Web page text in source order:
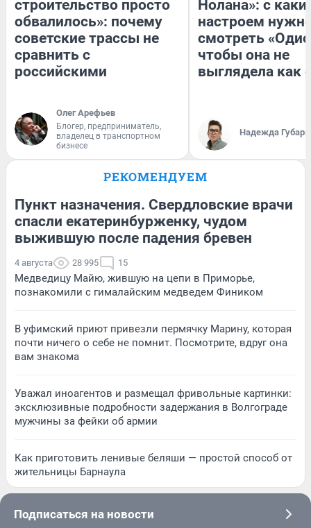
строительство просто
обвалилось»: почему
советские трассы не
сравнить с
российскими
Олег Арефьев
Блогер, предприниматель,
владелец в транспортном
бизнесе
Нолана»: с
настроем
смотреть
чтобы она не
выглядела как
Надежда Губарь
РЕКОМЕНДУЕМ
Пункт назначения. Свердловские врачи
спасли екатеринбурженку, чудом
выжившую после падения бревен
4 августа 28 995 15
Медведицу Майю, жившую на цепи в Приморье,
познакомили с гималайским медведем Фиником
В уфимский приют привезли пермячку Марину, которая
почти ничего о себе не помнит. Посмотрите, вдруг она
вам знакома
Уважал иноагентов и размещал фривольные картинки:
эксклюзивные подробности задержания в Волгограде
мужчины за фейки об армии
Как приготовить ленивые беляши — простой способ от
жительницы Барнаула
Подписаться на новости